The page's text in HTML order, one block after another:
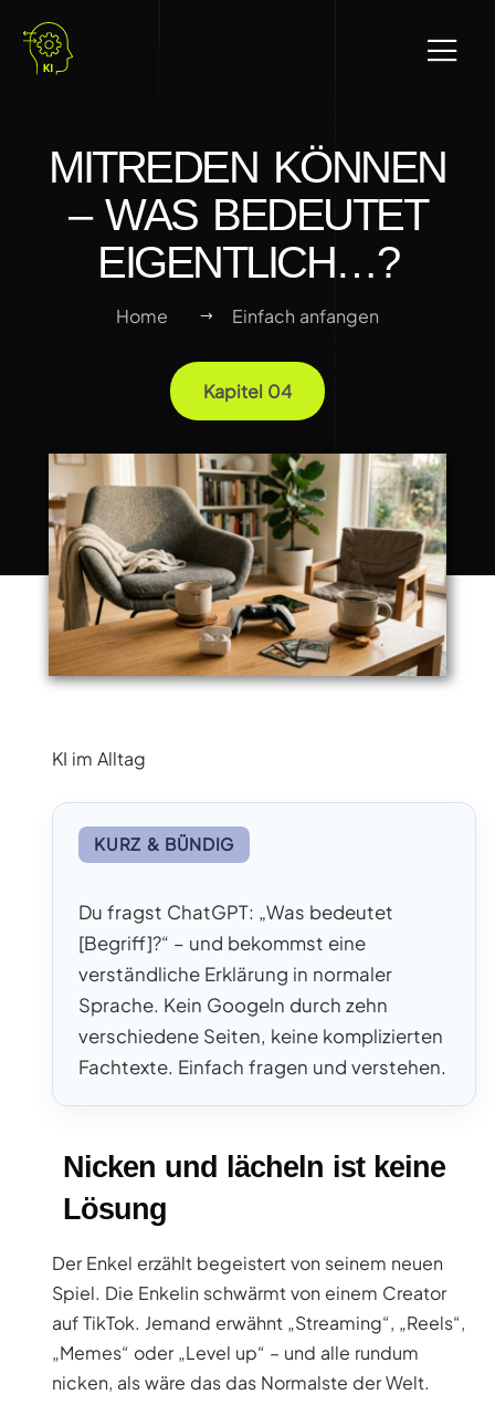
MITREDEN KÖNNEN
– WAS BEDEUTET
EIGENTLICH…?
Home Einfach anfangen
Kapitel 04
KI im Alltag
KURZ & BÜNDIG
Du fragst ChatGPT: „Was bedeutet
[Begriff]?“ – und bekommst eine
verständliche Erklärung in normaler
Sprache. Kein Googeln durch zehn
verschiedene Seiten, keine komplizierten
Fachtexte. Einfach fragen und verstehen.
Nicken und lächeln ist keine
Lösung
Der Enkel erzählt begeistert von seinem neuen
Spiel. Die Enkelin schwärmt von einem Creator
auf TikTok. Jemand erwähnt „Streaming“, „Reels“,
„Memes“ oder „Level up“ – und alle rundum
nicken, als wäre das das Normalste der Welt.